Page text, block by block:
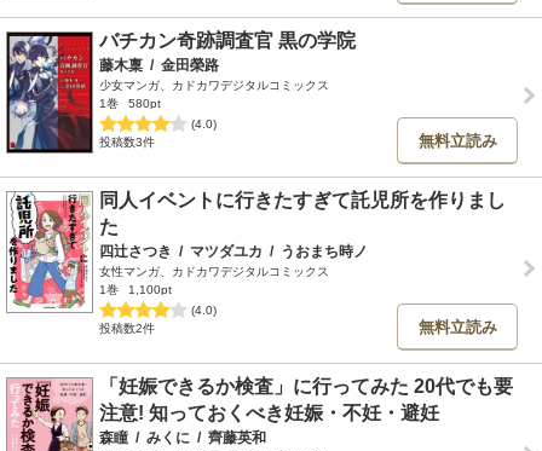
バチカン奇跡調査官 黒の学院
藤木稟 / 金田榮路
少女マンガ、カドカワデジタルコミックス
1巻
580pt
(4.0)
投稿数3件
無料立読み
同人イベントに行きたすぎて託児所を作りまし
た
四辻さつき / マツダユカ / うおまち時ノ
女性マンガ、カドカワデジタルコミックス
1巻
1,100pt
(4.0)
投稿数2件
無料立読み
「妊娠できるか検査」に行ってみた 20代でも要
注意! 知っておくべき妊娠・不妊・避妊
森瞳 / みくに / 齊藤英和